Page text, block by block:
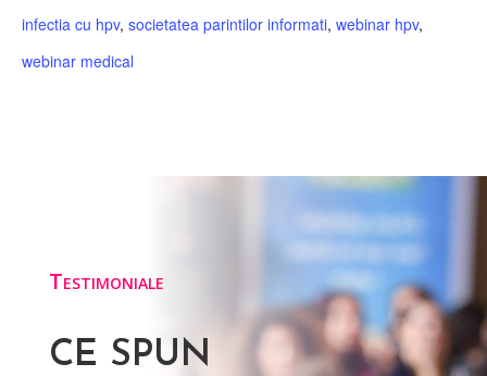
infectia cu hpv, societatea parintilor informati, webinar hpv,
webinar medical
Testimoniale
CE SPUN